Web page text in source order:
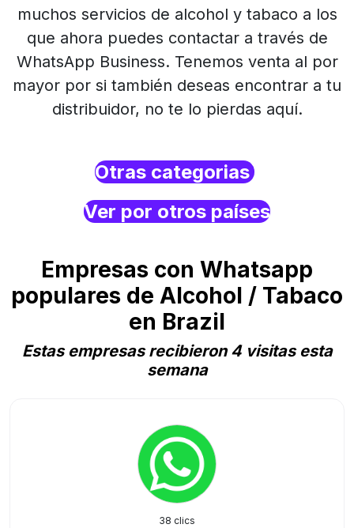
muchos servicios de alcohol y tabaco a los
que ahora puedes contactar a través de
WhatsApp Business. Tenemos venta al por
mayor por si también deseas encontrar a tu
distribuidor, no te lo pierdas aquí.
Otras categorias
Ver por otros países
Empresas con Whatsapp
populares de Alcohol / Tabaco
en Brazil
Estas empresas recibieron 4 visitas esta
semana
38 clics